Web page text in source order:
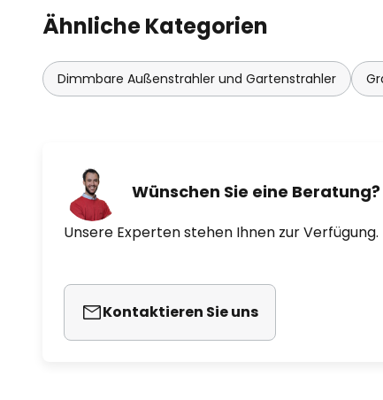
Ähnliche Kategorien
Dimmbare Außenstrahler und Gartenstrahler
Wünschen Sie eine Beratung?
Unsere Experten stehen Ihnen zur Verfügung.
Kontaktieren Sie uns